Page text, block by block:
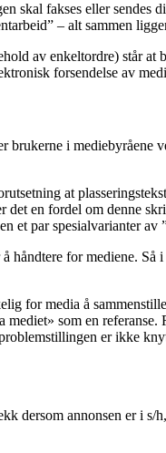
skal fakses eller sendes
– alt sammen
av enkeltordre) står
forsendelse av
brukerne i mediebyråene
at
det en fordel om denne
et par spesial­varianter av
håndtere for mediene.
for media å
som en
er ikke
annonsen er i s/